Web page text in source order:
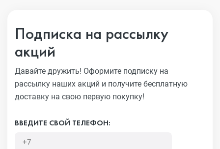
Подписка на рассылку
акций
Давайте дружить! Оформите подписку на
рассылку наших акций и получите бесплатную
доставку на свою первую покупку!
ВВЕДИТЕ СВОЙ ТЕЛЕФОН: